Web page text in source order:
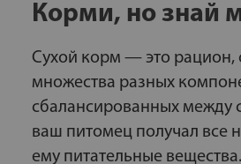
Корми, но знай
Сухой корм — это рацион,
множества разных
сбалансированных между
ваш питомец получал все
ему питательные